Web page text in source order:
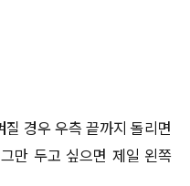
경우 우측 끝까지 돌리면
만 두고 싶으면 제일 왼쪽